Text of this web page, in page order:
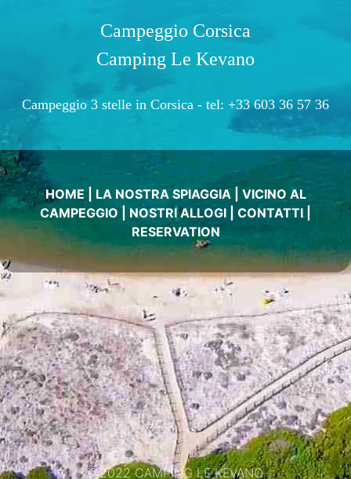
Campeggio Corsica
Camping Le Kevano
Campeggio 3 stelle in Corsica - tel: +33 603 36 57 36
HOME LA NOSTRA SPIAGGIA| VICINO AL
CAMPEGGIO | NOSTRI ALLOGI CONTATTI|
RESERVATION
©2022 CAMPING LE KEVANO